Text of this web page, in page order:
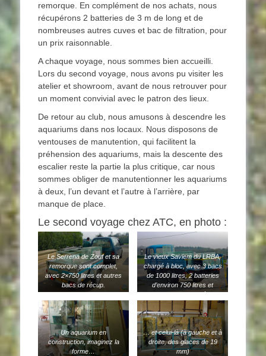
remorque. En complément de nos achats, nous
récupérons 2 batteries de 3 m de long et de
nombreuses autres cuves et bac de filtration, pour
un prix raisonnable.
A chaque voyage, nous sommes bien accueilli.
Lors du second voyage, nous avons pu visiter les
atelier et showroom, avant de nous retrouver pour
un moment convivial avec le patron des lieux.
De retour au club, nous amusons à descendre les
aquariums dans nos locaux. Nous disposons de
ventouses de manutention, qui facilitent la
préhension des aquariums, mais la descente des
escalier reste la partie la plus critique, car nous
sommes obliger de manutentionner les aquariums
à deux, l’un devant et l’autre à l’arrière, par
manque de place.
Le second voyage chez ATC, en photo :
Le Serrena de Zouf et sa
remorque sont complet,
avec 2×750 litres et autres
bacs de récup.
Le vieux Saviem du LRBA,
chargé à bloc, avec 3 bacs
de 1000 litres, 2 batteries
d’environ 750 litres et
quelques bacs de récup.
Un aquarium en
construction, imaginez la
forme…
… et celui-là (à gauche et à
droite, des glaces de 19
mm)